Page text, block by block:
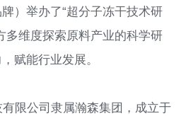
）举办了“超分子冻干技术研
多维度探索原料产业的科学研
赋能行业发展。
限公司隶属瀚森集团，成立于